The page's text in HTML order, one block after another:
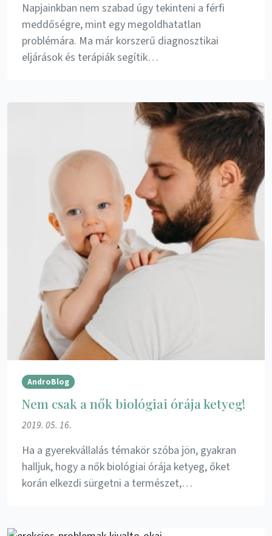
Napjainkban nem szabad úgy tekinteni a férfi
meddőségre, mint egy megoldhatatlan
problémára. Ma már korszerű diagnosztikai
eljárások és terápiák segítik…
AndroBlog
Nem csak a nők biológiai órája ketyeg!
2019. 05. 16.
Ha a gyerekvállalás témakör szóba jön, gyakran
halljuk, hogy a nők biológiai órája ketyeg, őket
korán elkezdi sürgetni a természet,…